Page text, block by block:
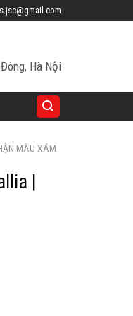
Hà Nội
MÀU XÁM
|